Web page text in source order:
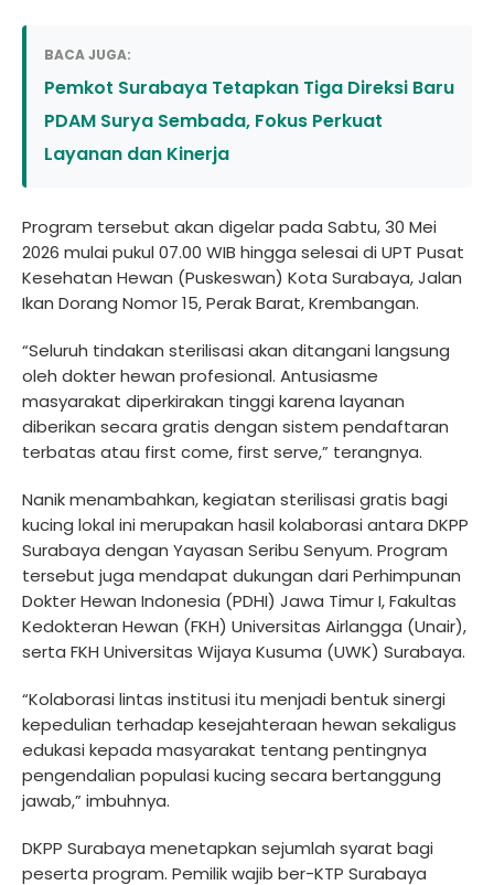
BACA JUGA:
Pemkot Surabaya Tetapkan Tiga Direksi Baru
PDAM Surya Sembada, Fokus Perkuat
Layanan dan Kinerja
Program tersebut akan digelar pada Sabtu, 30 Mei
2026 mulai pukul 07.00 WIB hingga selesai di UPT Pusat
Kesehatan Hewan (Puskeswan) Kota Surabaya, Jalan
Ikan Dorang Nomor 15, Perak Barat, Krembangan.
“Seluruh tindakan sterilisasi akan ditangani langsung
oleh dokter hewan profesional. Antusiasme
masyarakat diperkirakan tinggi karena layanan
diberikan secara gratis dengan sistem pendaftaran
terbatas atau first come, first serve,” terangnya.
Nanik menambahkan, kegiatan sterilisasi gratis bagi
kucing lokal ini merupakan hasil kolaborasi antara DKPP
Surabaya dengan Yayasan Seribu Senyum. Program
tersebut juga mendapat dukungan dari Perhimpunan
Dokter Hewan Indonesia (PDHI) Jawa Timur I, Fakultas
Kedokteran Hewan (FKH) Universitas Airlangga (Unair),
serta FKH Universitas Wijaya Kusuma (UWK) Surabaya.
“Kolaborasi lintas institusi itu menjadi bentuk sinergi
kepedulian terhadap kesejahteraan hewan sekaligus
edukasi kepada masyarakat tentang pentingnya
pengendalian populasi kucing secara bertanggung
jawab,” imbuhnya.
DKPP Surabaya menetapkan sejumlah syarat bagi
peserta program. Pemilik wajib ber-KTP Surabaya